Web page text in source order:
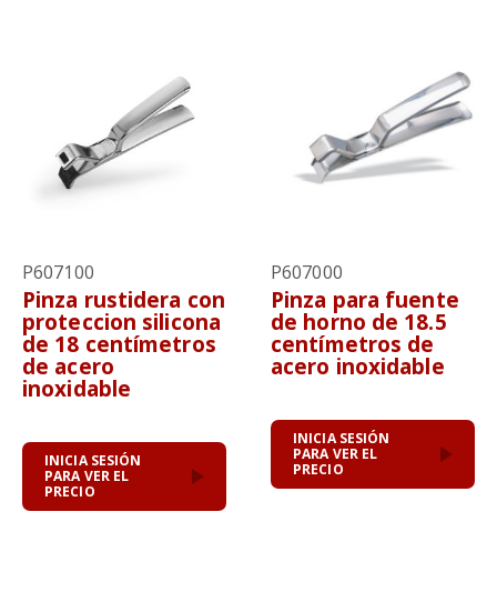
P607100
Pinza rustidera con
proteccion silicona
de 18 centímetros
de acero
inoxidable
INICIA SESIÓN
PARA VER EL
PRECIO
P607000
Pinza para fuente
de horno de 18.5
centímetros de
acero inoxidable
INICIA SESIÓN
PARA VER EL
PRECIO